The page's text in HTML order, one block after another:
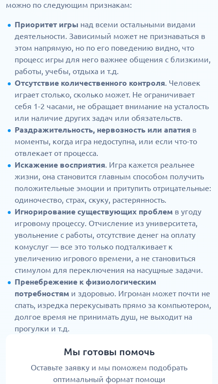
можно по следующим признакам:
Приоритет игры над всеми остальными видами
деятельности. Зависимый может не признаваться в
этом напрямую, но по его поведению видно, что
процесс игры для него важнее общения с близкими,
работы, учебы, отдыха и т.д.
Отсутствие количественного контроля. Человек
играет столько, сколько может. Не ограничивает
себя 1-2 часами, не обращает внимание на усталость
или наличие других задач или обязательств.
Раздражительность, нервозность или апатия в
моменты, когда игра недоступна, или если что-то
отвлекает от процесса.
Искажение восприятия. Игра кажется реальнее
жизни, она становится главным способом получить
положительные эмоции и притупить отрицательные:
одиночество, страх, скуку, растерянность.
Игнорирование существующих проблем в угоду
игровому процессу. Отчисление из университета,
увольнение с работы, отсутствие денег на оплату
комуслуг — все это только подталкивает к
увеличению игрового времени, а не становиться
стимулом для переключения на насущные задачи.
Пренебрежение к физиологическим
потребностям и здоровью. Игроман может почти не
спать, изредка перекусывать прямо за компьютером,
долгое время не принимать душ, не выходит на
прогулки и т.д.
Мы готовы помочь
Оставьте заявку и мы поможем подобрать
оптимальный формат помощи